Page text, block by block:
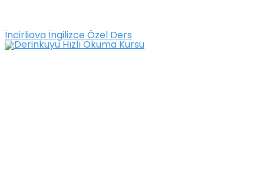
İncirliova İngilizce Özel Ders